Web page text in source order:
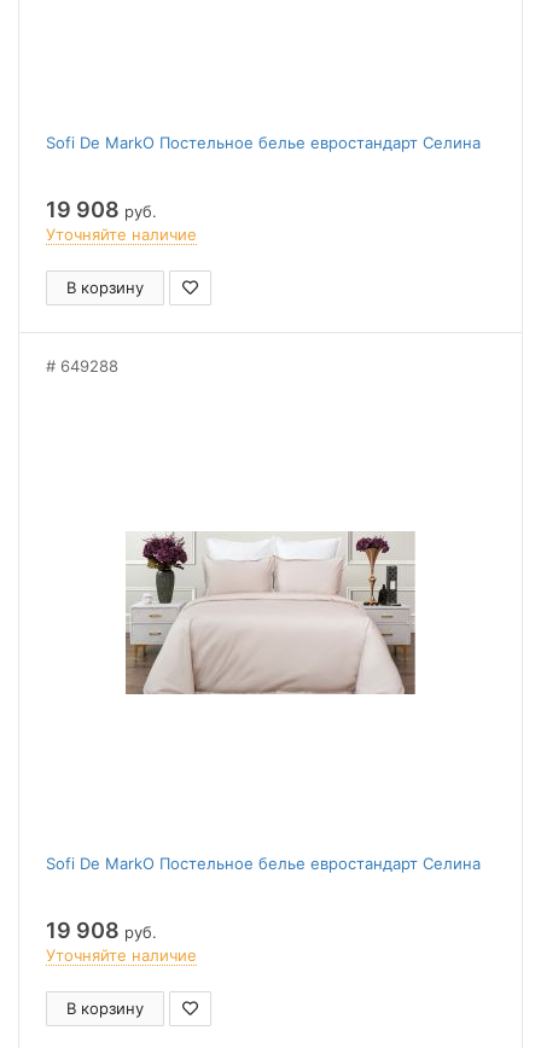
Sofi De MarkO Постельное белье евростандарт Селина
19 908 руб.
Уточняйте наличие
В корзину
649288
Sofi De MarkO Постельное белье евростандарт Селина
19 908 руб.
Уточняйте наличие
В корзину